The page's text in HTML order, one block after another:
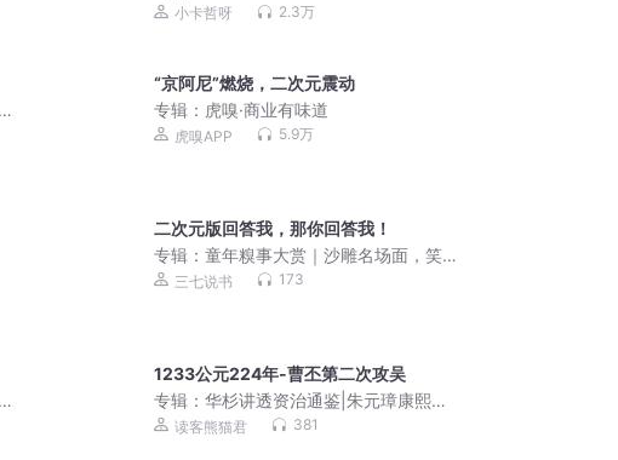
小卡哲呀 2.3万
“京阿尼”燃烧，二次元震动
专辑： 虎嗅·商业有味道
虎嗅APP 5.9万
二次元版回答我，那你回答我！
专辑：童年糗事大赏｜沙雕名场面，笑
到直不起腰
三七说书 173
1233公元224年-曹丕第二次攻吴
专辑：华杉讲透资治通鉴|朱元璋康熙，
古代皇帝的枕边书|领导者必读
读客熊猫君 381